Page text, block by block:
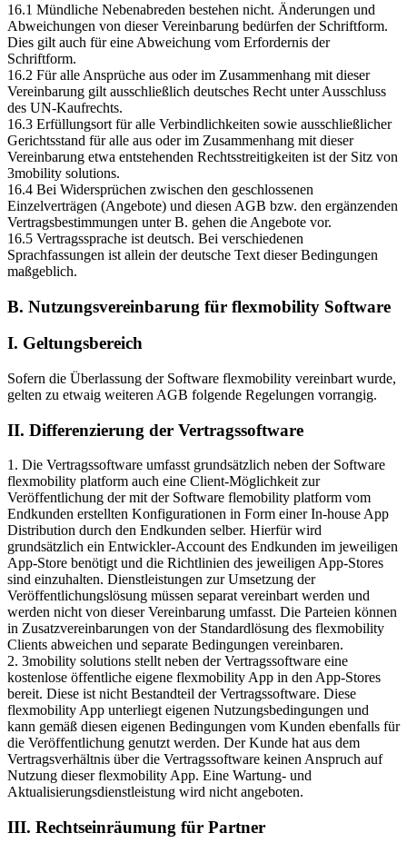
16.1 Mündliche Nebenabreden bestehen nicht. Änderungen und
Abweichungen von dieser Vereinbarung bedürfen der Schriftform.
Dies gilt auch für eine Abweichung vom Erfordernis der
Schriftform.
16.2 Für alle Ansprüche aus oder im Zusammenhang mit dieser
Vereinbarung gilt ausschließlich deutsches Recht unter Ausschluss
des UN-Kaufrechts.
16.3 Erfüllungsort für alle Verbindlichkeiten sowie ausschließlicher
Gerichtsstand für alle aus oder im Zusammenhang mit dieser
Vereinbarung etwa entstehenden Rechtsstreitigkeiten ist der Sitz von
3mobility solutions.
16.4 Bei Widersprüchen zwischen den geschlossenen
Einzelverträgen (Angebote) und diesen AGB bzw. den ergänzenden
Vertragsbestimmungen unter B. gehen die Angebote vor.
16.5 Vertragssprache ist deutsch. Bei verschiedenen
Sprachfassungen ist allein der deutsche Text dieser Bedingungen
maßgeblich.
B. Nutzungsvereinbarung für flexmobility Software
I. Geltungsbereich
Sofern die Überlassung der Software flexmobility vereinbart wurde,
gelten zu etwaig weiteren AGB folgende Regelungen vorrangig.
II. Differenzierung der Vertragssoftware
1. Die Vertragssoftware umfasst grundsätzlich neben der Software
flexmobility platform auch eine Client-Möglichkeit zur
Veröffentlichung der mit der Software flemobility platform vom
Endkunden erstellten Konfigurationen in Form einer In-house App
Distribution durch den Endkunden selber. Hierfür wird
grundsätzlich ein Entwickler-Account des Endkunden im jeweiligen
App-Store benötigt und die Richtlinien des jeweiligen App-Stores
sind einzuhalten. Dienstleistungen zur Umsetzung der
Veröffentlichungslösung müssen separat vereinbart werden und
werden nicht von dieser Vereinbarung umfasst. Die Parteien können
in Zusatzvereinbarungen von der Standardlösung des flexmobility
Clients abweichen und separate Bedingungen vereinbaren.
2. 3mobility solutions stellt neben der Vertragssoftware eine
kostenlose öffentliche eigene flexmobility App in den App-Stores
bereit. Diese ist nicht Bestandteil der Vertragssoftware. Diese
flexmobility App unterliegt eigenen Nutzungsbedingungen und
kann gemäß diesen eigenen Bedingungen vom Kunden ebenfalls für
die Veröffentlichung genutzt werden. Der Kunde hat aus dem
Vertragsverhältnis über die Vertragssoftware keinen Anspruch auf
Nutzung dieser flexmobility App. Eine Wartung- und
Aktualisierungsdienstleistung wird nicht angeboten.
III. Rechtseinräumung für Partner